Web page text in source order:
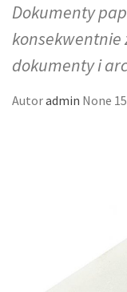
Dokumenty
konsekwentnie
dokumenty i
Autoradmin None